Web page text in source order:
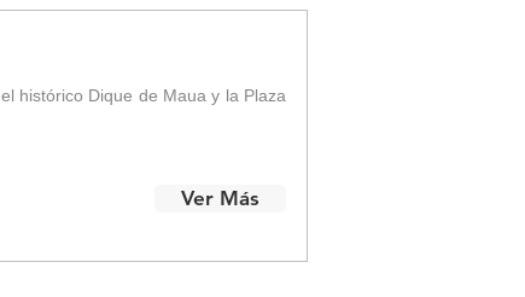
histórico Dique de Maua y la Plaza
Ver Más